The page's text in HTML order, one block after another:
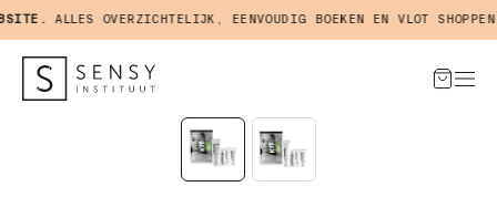
ALLES OVERZICHTELIJK, EENVOUDIG BOEKEN EN VLOT SHOPPEN